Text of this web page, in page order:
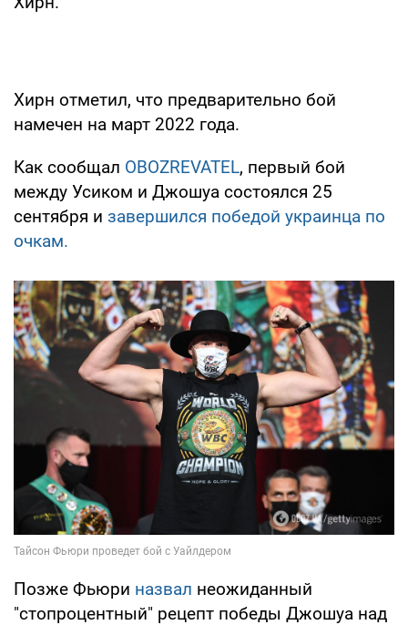
Хирн отметил, что предварительно бой
намечен на март 2022 года.
Как сообщал OBOZREVATEL, первый бой
между Усиком и Джошуа состоялся 25
сентября и завершился победой украинца по
очкам.
Позже Фьюри назвал неожиданный
"стопроцентный" рецепт победы Джошуа над